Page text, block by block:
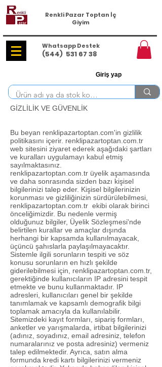
Renkli Pazar Toptan İç
Giyim
Whatsapp Destek
(544) 531 67 38
Giriş yap
GİZLİLİK VE GÜVENLİK
Bu beyan renklipazartoptan.com'in gizlilik
politikasını içerir. renklipazartoptan.com.tr
web sitesini ziyaret ederek aşağıdaki şartları
ve kuralları uygulamayı kabul etmiş
sayılmaktasınız.
renklipazartoptan.com.tr üyelik aşamasında
ve daha sonrasında sizden bazı kişisel
bilgilerinizi talep eder. Kişisel bilgilerinizin
korunması ve gizliliğinizin sürdürülebilmesi,
renklipazartoptan.com.tr ekibi olarak birinci
önceliğimizdir. Bu nedenle vermiş
olduğunuz bilgiler, Üyelik Sözleşmesi'nde
belirtilen kurallar ve amaçlar dışında
herhangi bir kapsamda kullanılmayacak,
üçüncü şahıslarla paylaşılmayacaktır.
Sistemle ilgili sorunların tespiti ve söz
konusu sorunların en hızlı şekilde
giderilebilmesi için, renklipazartoptan.com.tr,
gerektiğinde kullanıcıların IP adresini tespit
etmekte ve bunu kullanmaktadır. IP
adresleri, kullanıcıları genel bir şekilde
tanımlamak ve kapsamlı demografik bilgi
toplamak amacıyla da kullanılabilir.
Sitemizdeki kayıt formları, sipariş formları,
anketler ve yarışmalarda, irtibat bilgilerinizi
(adınız, soyadınız, email adresiniz, telefon
numaralarınız ve posta adresiniz) vermeniz
talep edilmektedir. Ayrıca, satın alma
formunda kredi kartı bilgilerinizi vermeniz